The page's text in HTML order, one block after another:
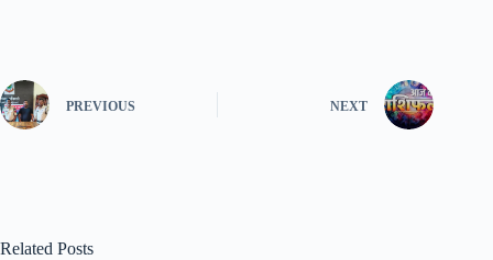
PREVIOUS NEXT
Related Posts